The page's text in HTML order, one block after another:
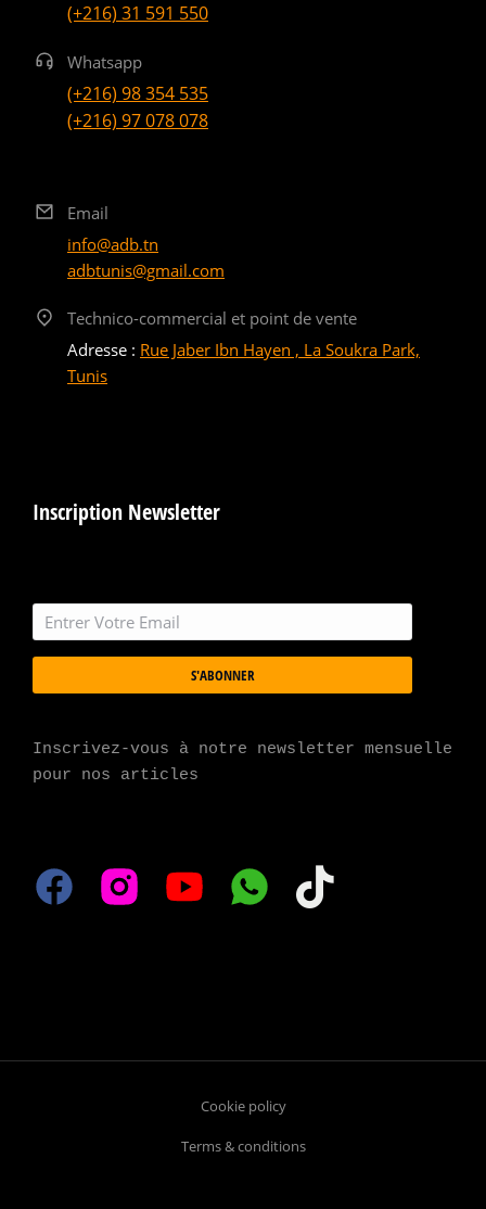
(+216) 31 591 550
Whatsapp
(+216) 98 354 535
(+216) 97 078 078
Email
info@adb.tn
adbtunis@gmail.com
Technico-commercial et point de vente
Adresse : Rue Jaber Ibn Hayen , La Soukra Park,
Tunis
Inscription Newsletter
S'ABONNER
Inscrivez-vous à notre newsletter mensuelle
pour nos articles
Cookie policy
Terms & conditions